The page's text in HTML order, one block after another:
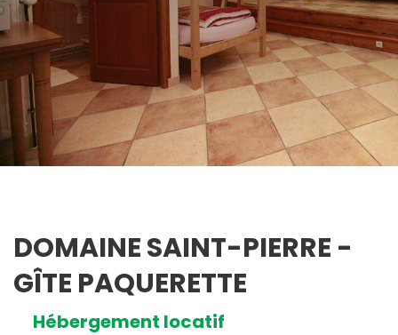
DOMAINE SAINT-PIERRE -
GÎTE PAQUERETTE
Hébergement locatif